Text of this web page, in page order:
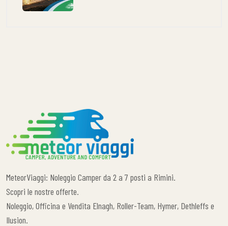
MeteorViaggi: Noleggio Camper da 2 a 7 posti a Rimini.
Scopri le nostre offerte.
Noleggio, Officina e Vendita Elnagh, Roller-Team, Hymer, Dethleffs e
Ilusion.